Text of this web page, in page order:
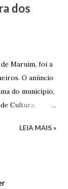
dos
Maruim, foi a
O anúncio
do município,
Cultura,
presença dos
LEIA MAIS »